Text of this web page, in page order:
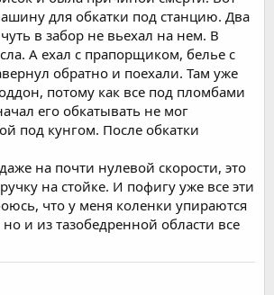
для обкатки под станцию. Два
в забор не вьехал на нем. В
А ехал с прапорщиком, белье с
обратно и поехали. Там уже
потому как все под пломбами
его обкатывать не мог
под кунгом. После обкатки
на почти нулевой скорости, это
на стойке. И пофигу уже все эти
что у меня коленки упираются
и из тазобедренной области все